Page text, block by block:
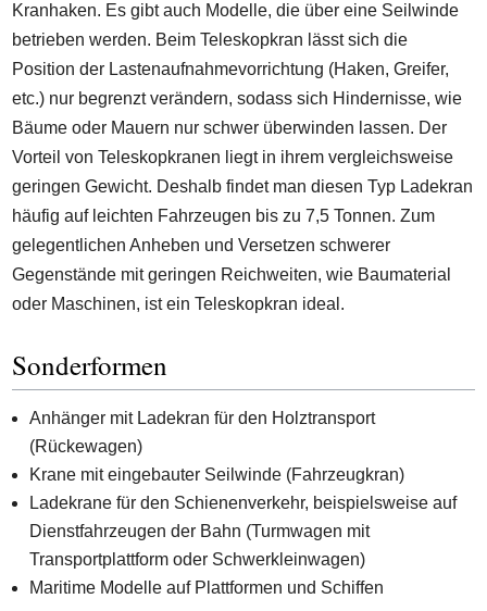
Kranhaken. Es gibt auch Modelle, die über eine Seilwinde
betrieben werden. Beim Teleskopkran lässt sich die
Position der Lastenaufnahmevorrichtung (Haken, Greifer,
etc.) nur begrenzt verändern, sodass sich Hindernisse, wie
Bäume oder Mauern nur schwer überwinden lassen. Der
Vorteil von Teleskopkranen liegt in ihrem vergleichsweise
geringen Gewicht. Deshalb findet man diesen Typ Ladekran
häufig auf leichten Fahrzeugen bis zu 7,5 Tonnen. Zum
gelegentlichen Anheben und Versetzen schwerer
Gegenstände mit geringen Reichweiten, wie Baumaterial
oder Maschinen, ist ein Teleskopkran ideal.
Sonderformen
Anhänger mit Ladekran für den Holztransport
(Rückewagen)
Krane mit eingebauter Seilwinde (Fahrzeugkran)
Ladekrane für den Schienenverkehr, beispielsweise auf
Dienstfahrzeugen der Bahn (Turmwagen mit
Transportplattform oder Schwerkleinwagen)
Maritime Modelle auf Plattformen und Schiffen